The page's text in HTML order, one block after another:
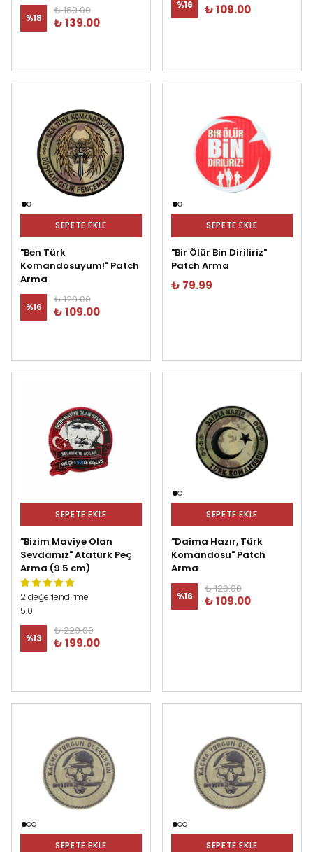
%18
₺ 169.00
₺ 139.00
%16 ₺ 109.00
SEPETE EKLE
"Ben Türk
Komandosuyum!" Patch
Arma
%16
₺ 129.00
₺ 109.00
SEPETE EKLE
"Bir Ölür Bin Diriliriz"
Patch Arma
₺ 79.99
SEPETE EKLE
"Bizim Maviye Olan
Sevdamız" Atatürk Peç
Arma (9.5 cm)
2 değerlendirme
5.0
%13
₺ 229.00
₺ 199.00
SEPETE EKLE
"Daima Hazır, Türk
Komandosu" Patch
Arma
%16
₺ 129.00
₺ 109.00
SEPETE EKLE SEPETE EKLE